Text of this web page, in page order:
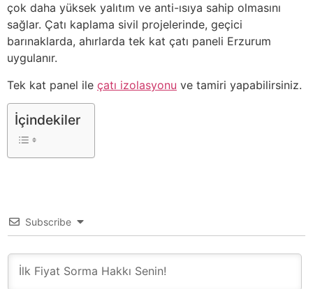
çok daha yüksek yalıtım ve anti-ısıya sahip olmasını
sağlar. Çatı kaplama sivil projelerinde, geçici
barınaklarda, ahırlarda tek kat çatı paneli Erzurum
uygulanır.
Tek kat panel ile çatı izolasyonu ve tamiri yapabilirsiniz.
İçindekiler
Subscribe